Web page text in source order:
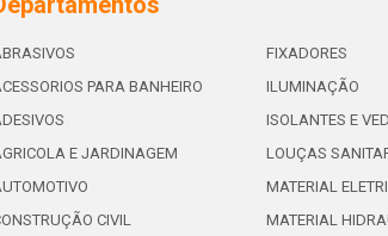
PARA BANHEIRO
E JARDINAGEM
CIVIL
FIXADORES
ILUMINAÇÃO
ISOLANTES E
LOUÇAS
MATERIAL
MATERIAL